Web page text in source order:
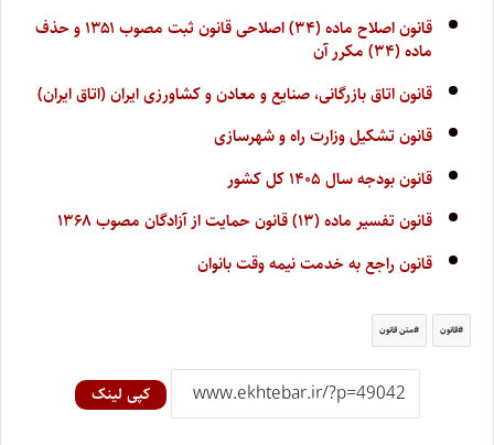
قانون اصلاح ماده (۳۴) اصلاحی قانون ثبت مصوب ۱۳۵۱ و حذف
ماده (۳۴) مکرر آن
قانون اتاق بازرگانی، صنایع و معادن و کشاورزی ایران (اتاق ایران)
قانون تشکیل وزارت راه و شهرسازی
قانون بودجه سال ۱۴۰۵ کل کشور
قانون تفسیر ماده (۱۳) قانون حمایت از آزادگان مصوب ۱۳۶۸
قانون راجع به خدمت نیمه وقت بانوان
قانون متن قانون
کپی لینک